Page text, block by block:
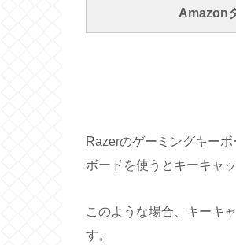
Amazon
Razerのゲーミングキー
ボードを使うとキーキャ
このような場合、キーキ
す。